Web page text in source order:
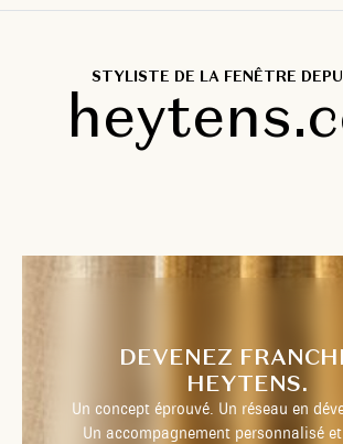
STYLISTE DE LA FENÊTRE
DEVENEZ
HEYTENS.
Un concept éprouvé. Un réseau en
Un accompagnement personnalisé